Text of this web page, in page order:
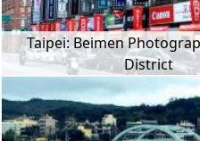
Taipei: Beimen
District